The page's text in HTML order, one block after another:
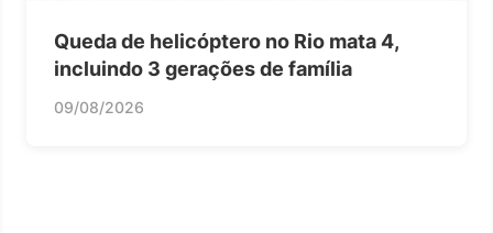
Queda de helicóptero no Rio mata 4,
incluindo 3 gerações de família
09/08/2026